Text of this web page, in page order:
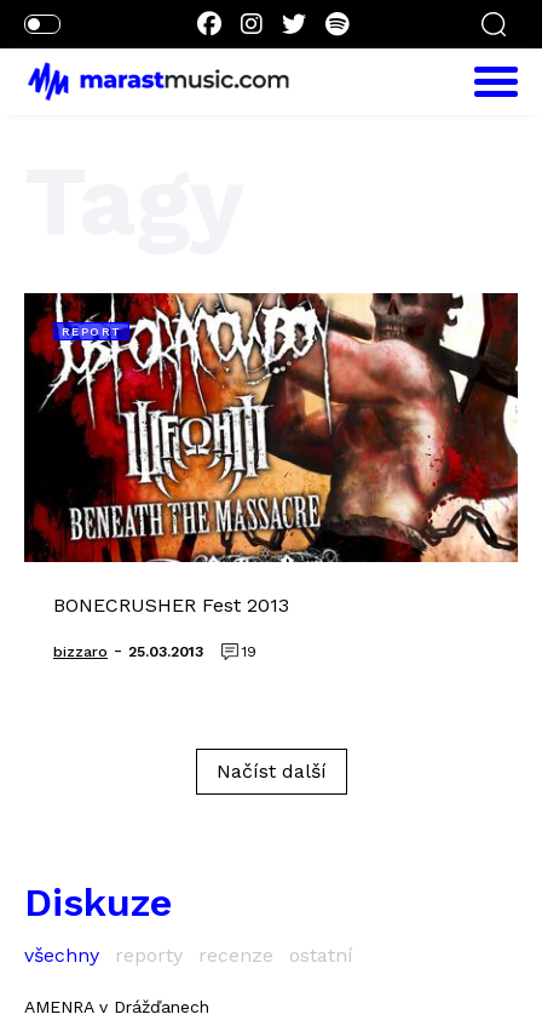
REPORT
BONECRUSHER Fest 2013
bizzaro - 25.03.2013 19
Načíst další
Diskuze
všechny reporty recenze ostatní
AMENRA v Drážďanech